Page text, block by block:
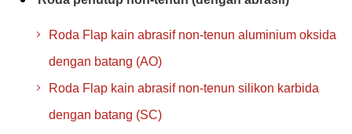
Roda Flap kain abrasif non-tenun aluminium oksida
dengan batang (AO)
Roda Flap kain abrasif non-tenun silikon karbida
dengan batang (SC)